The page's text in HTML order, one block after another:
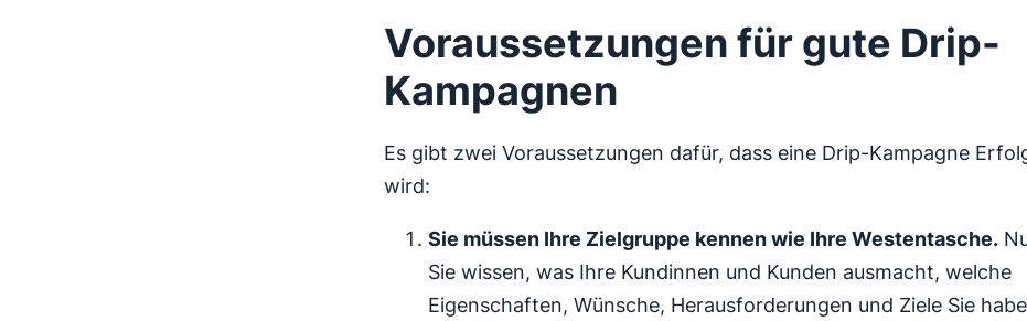
Voraussetzungen für gute Drip-
Kampagnen
Es gibt zwei Voraussetzungen dafür, dass eine Drip-Kampagne
wird:
Sie müssen Ihre Zielgruppe kennen wie Ihre Westentasche.
Sie wissen, was Ihre Kundinnen und Kunden ausmacht, welche
Eigenschaften, Wünsche, Herausforderungen und Ziele Sie